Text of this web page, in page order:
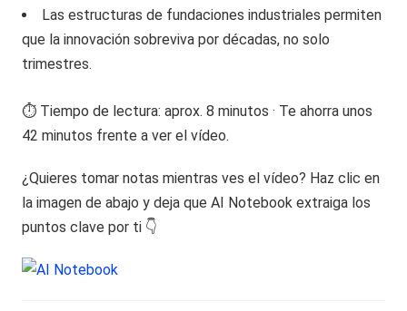
Las estructuras de fundaciones industriales permiten
que la innovación sobreviva por décadas, no solo
trimestres.
⏱️ Tiempo de lectura: aprox. 8 minutos · Te ahorra unos
42 minutos frente a ver el vídeo.
¿Quieres tomar notas mientras ves el vídeo? Haz clic en
la imagen de abajo y deja que AI Notebook extraiga los
puntos clave por ti 👇